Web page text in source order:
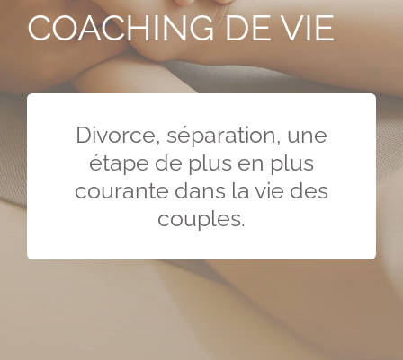
COACHING DE VIE
Divorce, séparation, une
étape de plus en plus
courante dans la vie des
couples.